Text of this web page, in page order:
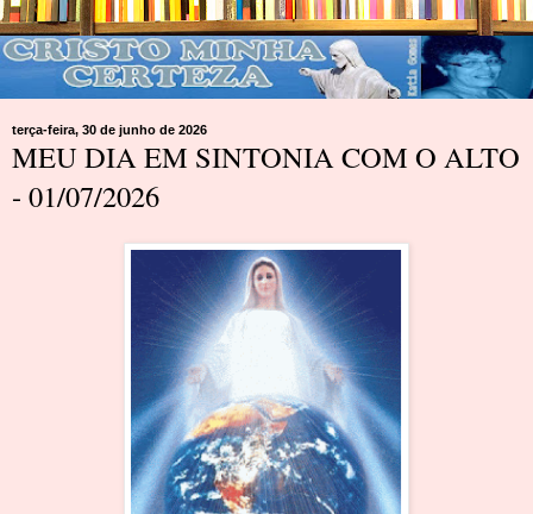
terça-feira, 30 de junho de 2026
MEU DIA EM SINTONIA COM O ALTO
- 01/07/2026